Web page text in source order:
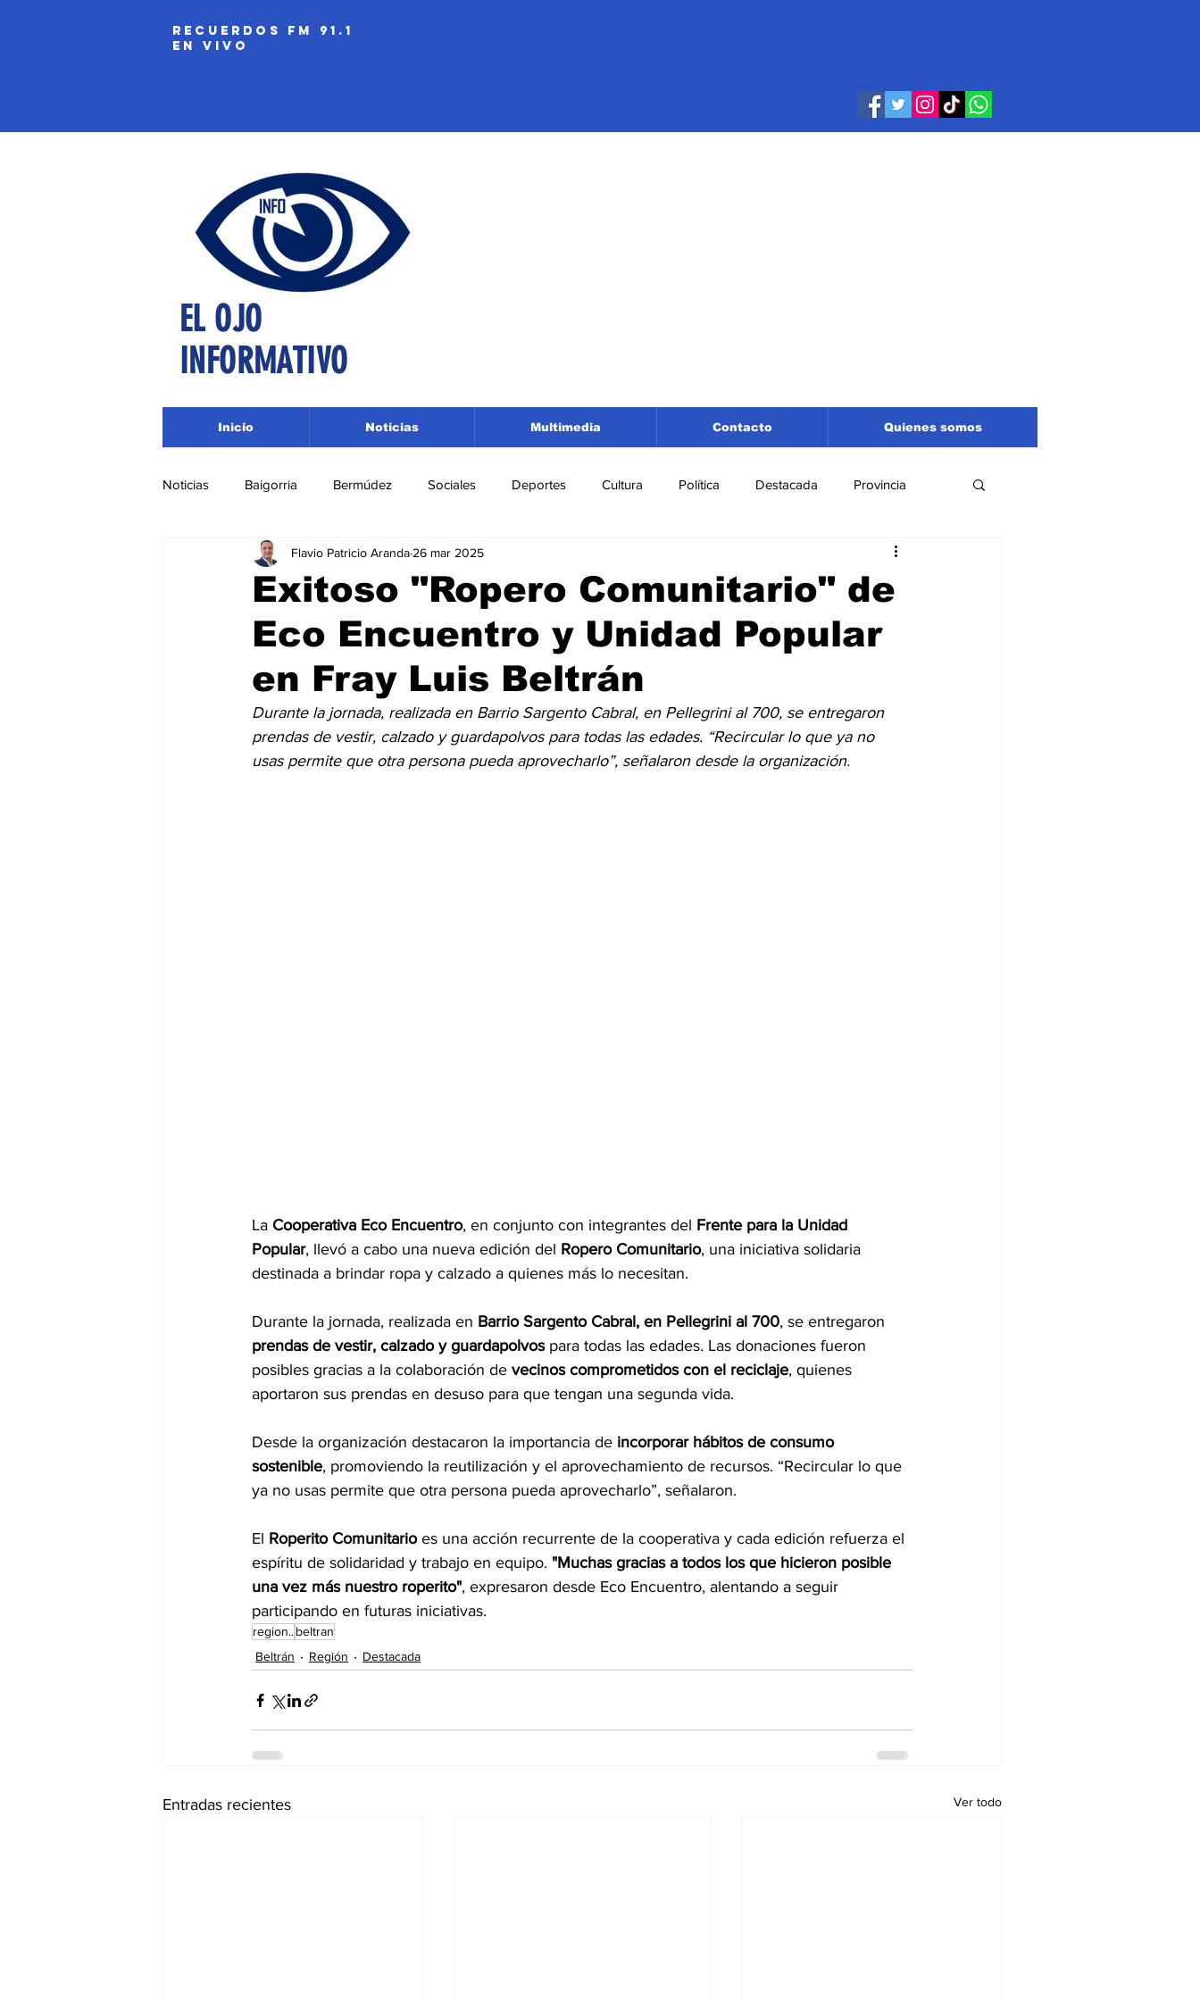
recuerdos fm 91.1
EN VIVO
EL OJO
INFORMATIVO
Inicio Noticias Multimedia Contacto Quienes somos
Noticias Baigorria Bermúdez Sociales Deportes Cultura Política Destacada Provincia
Nacionales Beltrán San Lorenzo Santa Fe
Roldán Departamento San Lorenzo Pujato Turismo Economía Liga Sanlorencina
Asociación Rosarina de Fútbol
Medioambiente
Exitoso "Ropero Comunitario" de
Eco Encuentro y Unidad Popular
en Fray Luis Beltrán
Flavio Patricio Aranda 26 mar 2025
Durante la jornada, realizada en Barrio Sargento Cabral, en Pellegrini al 700, se entregaron
prendas de vestir, calzado y guardapolvos para todas las edades. “Recircular lo que ya no
usas permite que otra persona pueda aprovecharlo”, señalaron desde la organización.
La Cooperativa Eco Encuentro, en conjunto con integrantes del Frente para la Unidad
Popular, llevó a cabo una nueva edición del Ropero Comunitario, una iniciativa solidaria
destinada a brindar ropa y calzado a quienes más lo necesitan.
Durante la jornada, realizada en Barrio Sargento Cabral, en Pellegrini al 700, se entregaron
prendas de vestir, calzado y guardapolvos para todas las edades. Las donaciones fueron
posibles gracias a la colaboración de vecinos comprometidos con el reciclaje, quienes
aportaron sus prendas en desuso para que tengan una segunda vida.
Desde la organización destacaron la importancia de incorporar hábitos de consumo
sostenible, promoviendo la reutilización y el aprovechamiento de recursos. “Recircular lo que
ya no usas permite que otra persona pueda aprovecharlo”, señalaron.
El Roperito Comunitario es una acción recurrente de la cooperativa y cada edición refuerza el
espíritu de solidaridad y trabajo en equipo. "Muchas gracias a todos los que hicieron posible
una vez más nuestro roperito", expresaron desde Eco Encuentro, alentando a seguir
participando en futuras iniciativas.
region..beltran
Beltrán
Región Destacada
Entradas recientes Ver todo